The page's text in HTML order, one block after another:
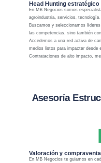
Head Hunting estratégico
En MB Negocios somos
agroindustria, servicios, tecnología.
Buscamos y seleccionamos
las competencias, sino también
Accedemos a una red activa de
medios listos para impactar desde
Contrataciones de alto impacto,
Asesoría
Valoración y
En MB Negocios te guiamos en